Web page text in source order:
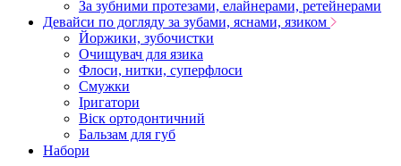
За зубними протезами, елайнерами, ретейнерами
Девайси по догляду за зубами, яснами, язиком
Йоржики, зубочистки
Очищувач для язика
Флоси, нитки, суперфлоси
Смужки
Іригатори
Віск ортодонтичний
Бальзам для губ
Набори